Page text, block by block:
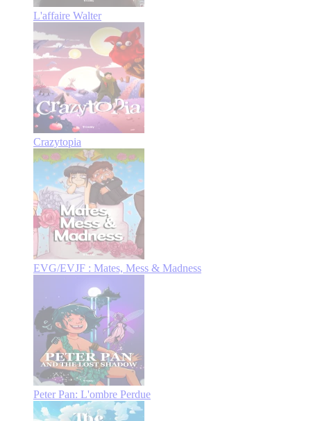
L'affaire Walter
Crazytopia
EVG/EVJF : Mates, Mess & Madness
Peter Pan: L'ombre Perdue